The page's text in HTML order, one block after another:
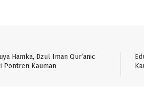
Hamka, Dzul Iman Qur’anic
Pontren Kauman